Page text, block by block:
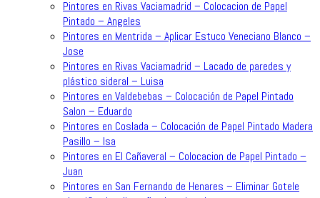
Pintores en Rivas Vaciamadrid – Colocacion de Papel
Pintado – Angeles
Pintores en Mentrida – Aplicar Estuco Veneciano Blanco –
Jose
Pintores en Rivas Vaciamadrid – Lacado de paredes y
plástico sideral – Luisa
Pintores en Valdebebas – Colocación de Papel Pintado
Salon – Eduardo
Pintores en Coslada – Colocación de Papel Pintado Madera
Pasillo – Isa
Pintores en El Cañaveral – Colocacion de Papel Pintado –
Juan
Pintores en San Fernando de Henares – Eliminar Gotele